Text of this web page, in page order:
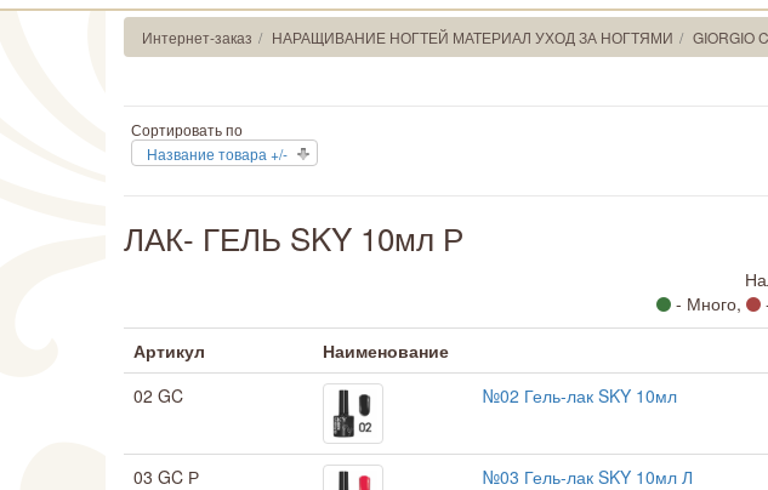
Интернет-заказ НАРАЩИВАНИЕ НОГТЕЙ МАТЕРИАЛ УХОД ЗА НОГТЯМИ GIORGIO
Сортировать по
Название товара +/-
ЛАК- ГЕЛЬ SKY 10мл Р
- Много,
Артикул
Наименование
02 GC
№02 Гель-лак SKY 10мл
03 GC Р №03 Гель-лак SKY 10мл Л